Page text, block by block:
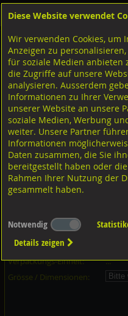
Shop Unterlagscheiben Diverse
Unterlagscheiben ohne Fase
PVC
Dieser Artikel ist in 7 Grössen
Artikel-Nr.:
Verpackungs-Einheit:
...
Grösse / Dimensionen:
Diese Website verwendet
Wir verwenden Cookies, um
Anzeigen zu
für soziale Medien anbieten
die Zugriffe auf unsere
analysieren. Ausserdem
Informationen zu Ihrer
unserer Website an unsere
soziale Medien, Werbung
weiter. Unsere Partner
Informationen
Daten zusammen, die Sie
bereitgestellt haben oder
Rahmen Ihrer Nutzung der
gesammelt haben.
Notwendig
Details zeigen